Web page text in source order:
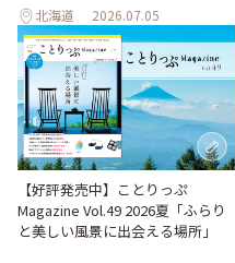
北海道 2026.07.05
【好評発売中】ことりっぷ
Magazine Vol.49 2026夏「ふらり
と美しい風景に出会える場所」